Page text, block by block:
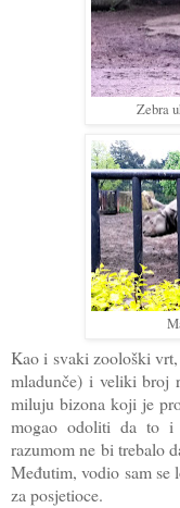
Zebra
Kao i svaki zoološki
mladunče) i veliki broj
miluju bizona koji je
mogao odoliti da to i
razumom ne bi trebalo
Međutim, vodio sam se
za posjetioce.